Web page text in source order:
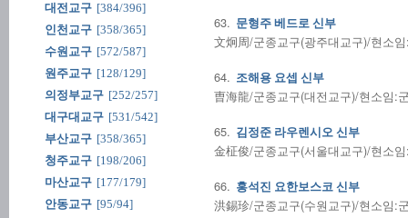
대전교구 [384/396]
인천교구 [358/365]
수원교구 [572/587]
원주교구 [128/129]
의정부교구 [252/257]
대구대교구 [531/542]
부산교구 [358/365]
청주교구 [198/206]
마산교구 [177/179]
안동교구 [95/94]
63. 문형주 베드로 신부
文炯周/군종교구(광주대교구)/현소
64. 조해용 요셉 신부
曺海龍/군종교구(대전교구)/현소임:
65. 김정준 라우렌시오 신부
金柾俊/군종교구(서울대교구)/현소
66. 홍석진 요한보스코 신부
洪錫珍/군종교구(수원교구)/현소임: